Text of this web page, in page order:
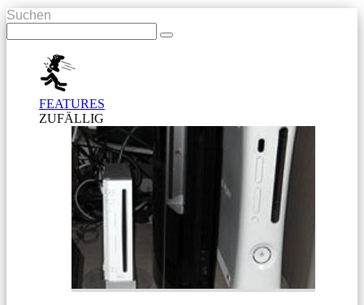
Suchen
FEATURES
ZUFÄLLIG